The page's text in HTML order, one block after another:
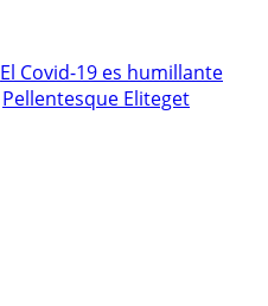
El Covid-19 es humillante
Pellentesque Eliteget